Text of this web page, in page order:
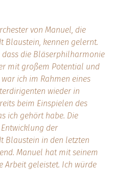
von Manuel, die
Blaustein, kennen gelernt.
die Bläserphilharmonie
mit großem Potential und
ich im Rahmen eines
wieder in
beim Einspielen des
ich gehört habe. Die
der
Blaustein in den letzten
Manuel hat mit seinem
Arbeit geleistet. Ich würde